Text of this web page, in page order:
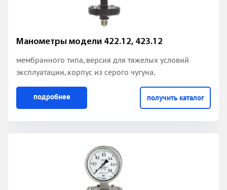
Манометры модели 422.12, 423.12
мембранного типа, версия для тяжелых условий
эксплуатации, корпус из серого чугуна.
подробнее получить каталог